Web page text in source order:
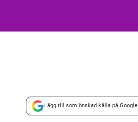
Lägg till som önskad källa på Google